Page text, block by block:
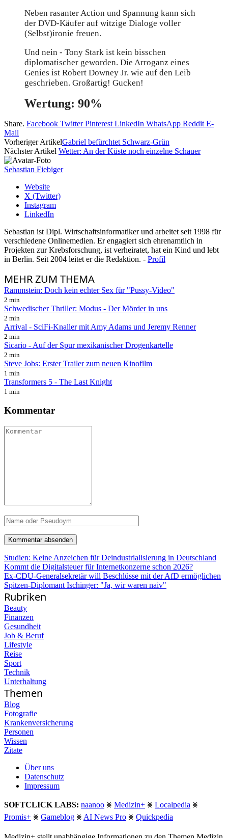
Neben rasanter Action und Spannung kann sich
der DVD-Käufer auf witzige Dialoge voller
(Selbst)ironie freuen.
Und nein - Tony Stark ist kein bisschen
diplomatischer geworden. Die Arroganz eines
Genies ist Robert Downey Jr. wie auf den Leib
geschrieben. Großartig! Gucken!
Wertung: 90%
Share. Facebook Twitter Pinterest LinkedIn WhatsApp Reddit E-
Mail
Vorheriger ArtikelGabriel befürchtet Schwarz-Grün
Nächster Artikel Wetter: An der Küste noch einzelne Schauer
Sebastian Fiebiger
Website
X (Twitter)
Instagram
LinkedIn
Sebastian ist Dipl. Wirtschaftsinformatiker und arbeitet seit 1998 für
verschiedene Onlinemedien. Er engagiert sich ehrenamtlich in
Projekten zur Krebsforschung, ist verheiratet, hat ein Kind und lebt
in Berlin. Seit 2004 leitet er die Redaktion. - Profil
MEHRZUM THEMA
Rammstein: Doch kein echter Sex für "Pussy-Video"
2 min
Schwedischer Thriller: Modus - Der Mörder in uns
2 min
Arrival - SciFi-Knaller mit Amy Adams und Jeremy Renner
2 min
Sicario - Auf der Spur mexikanischer Drogenkartelle
2 min
Steve Jobs: Erster Trailer zum neuen Kinofilm
1 min
Transformers 5 - The Last Knight
1 min
Kommentar
Studien: Keine Anzeichen für Deindustrialisierung in Deutschland
Kommt die Digitalsteuer für Internetkonzerne schon 2026?
Ex-CDU-Generalsekretär will Beschlüsse mit der AfD ermöglichen
Spitzen-Diplomant Ischinger: "Ja, wir waren naiv"
Rubriken
Beauty
Finanzen
Gesundheit
Job & Beruf
Lifestyle
Reise
Sport
Technik
Unterhaltung
Themen
Blog
Fotografie
Krankenversicherung
Personen
Wissen
Zitate
Über uns
Datenschutz
Impressum
SOFTCLICK LABS: naanoo ⨳ Medizin+ ⨳ Localpedia ⨳
Promis+ ⨳ Gameblog ⨳ AI News Pro ⨳ Quickpedia